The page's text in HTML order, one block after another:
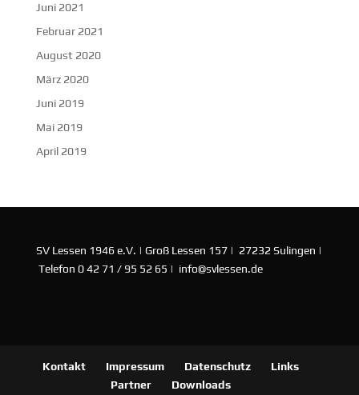
Juni 2021
Februar 2021
August 2020
März 2020
Juni 2019
Mai 2019
April 2019
SV Lessen 1946 e.V. | Groß Lessen 157 | 27232 Sulingen |
Telefon 0 42 71 / 95 52 65 | info@svlessen.de
Kontakt Impressum Datenschutz
Links
Partner
Downloads